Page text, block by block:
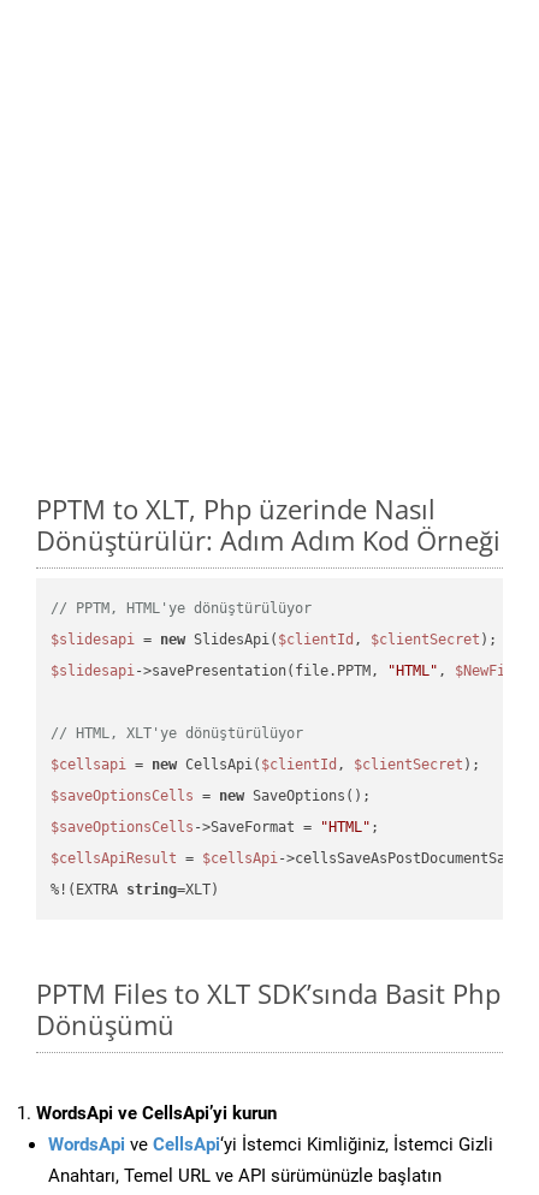
PPTM to XLT, Php üzerinde Nasıl
Dönüştürülür: Adım Adım Kod Örneği
// PPTM, HTML'ye dönüştürülüyor
$slidesapi = new SlidesApi( $clientId , $clientSecret
$slidesapi->savePresentation(file.PPTM, "HTML" , $NewFile
// HTML, XLT'ye dönüştürülüyor
$cellsapi = new CellsApi( $clientId , $clientSecret
$saveOptionsCells = new
$saveOptionsCells ->SaveFormat = "HTML"
$cellsApiResult = $cellsApi-
%!(EXTRA string=XLT)
PPTM Files to XLT SDK’sında Basit Php
Dönüşümü
WordsApi ve CellsApi’yi kurun
WordsApi ve CellsApi‘yi İstemci Kimliğiniz, İstemci Gizli
Anahtarı, Temel URL ve API sürümünüzle başlatın